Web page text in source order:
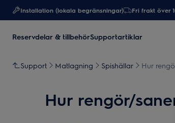
Installation (lokala begränsningar) Fri frakt över
Reservdelar & tillbehörSupportartiklar
Support Matlagning Spishällar Hur
Hur rengör/